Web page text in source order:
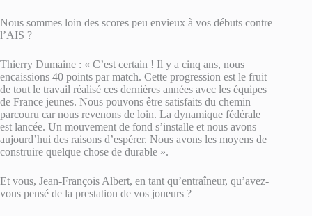
Nous sommes loin des scores peu envieux à vos débuts contre
l’AIS ?
Thierry Dumaine : « C’est certain ! Il y a cinq ans, nous
encaissions 40 points par match. Cette progression est le fruit
de tout le travail réalisé ces dernières années avec les équipes
de France jeunes. Nous pouvons être satisfaits du chemin
parcouru car nous revenons de loin. La dynamique fédérale
est lancée. Un mouvement de fond s’installe et nous avons
aujourd’hui des raisons d’espérer. Nous avons les moyens de
construire quelque chose de durable ».
Et vous, Jean-François Albert, en tant qu’entraîneur, qu’avez-
vous pensé de la prestation de vos joueurs ?